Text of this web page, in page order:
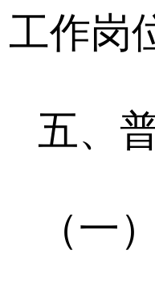
工作岗
五、
（一